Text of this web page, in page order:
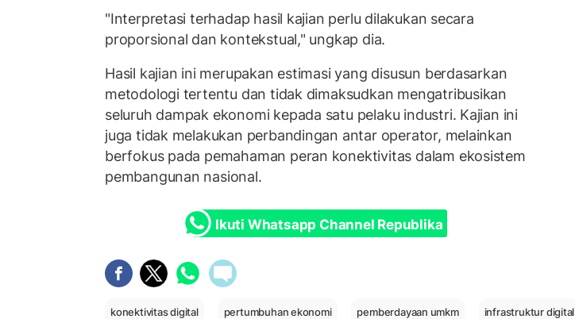
"Interpretasi terhadap hasil kajian perlu dilakukan secara
proporsional dan kontekstual," ungkap dia.
Hasil kajian ini merupakan estimasi yang disusun berdasarkan
metodologi tertentu dan tidak dimaksudkan mengatribusikan
seluruh dampak ekonomi kepada satu pelaku industri. Kajian ini
juga tidak melakukan perbandingan antar operator, melainkan
berfokus pada pemahaman peran konektivitas dalam ekosistem
pembangunan nasional.
Ikuti Whatsapp Channel Republika
konektivitas digital pertumbuhan ekonomi pemberdayaan umkm infrastruktur digital